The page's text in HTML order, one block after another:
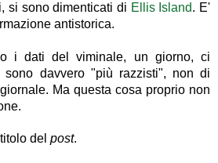
si sono dimenticati di Ellis Island. E'
antistorica.
i dati del viminale, un giorno, ci
davvero "più razzisti", non di
Ma questa cosa proprio non
del post.